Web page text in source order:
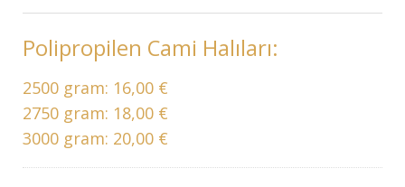
Polipropilen Cami Halıları:
2500 gram: 16,00 €
2750 gram: 18,00 €
3000 gram: 20,00 €